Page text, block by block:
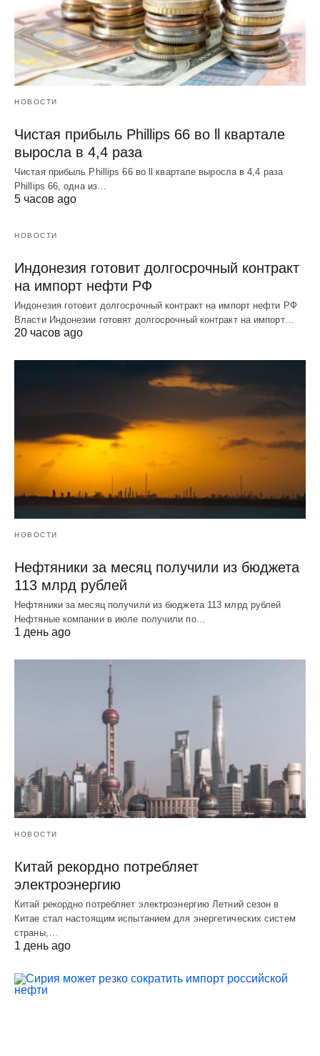
НОВОСТИ
Чистая прибыль Phillips 66 во ll квартале
выросла в 4,4 раза
Чистая прибыль Phillips 66 во ll квартале выросла в 4,4 раза
Phillips 66, одна из…
5 часов ago
НОВОСТИ
Индонезия готовит долгосрочный контракт
на импорт нефти РФ
Индонезия готовит долгосрочный контракт на импорт нефти РФ
Власти Индонезии готовят долгосрочный контракт на импорт…
20 часов ago
НОВОСТИ
Нефтяники за месяц получили из бюджета
113 млрд рублей
Нефтяники за месяц получили из бюджета 113 млрд рублей
Нефтяные компании в июле получили по…
1 день ago
НОВОСТИ
Китай рекордно потребляет
электроэнергию
Китай рекордно потребляет электроэнергию Летний сезон в
Китае стал настоящим испытанием для энергетических систем
страны,…
1 день ago